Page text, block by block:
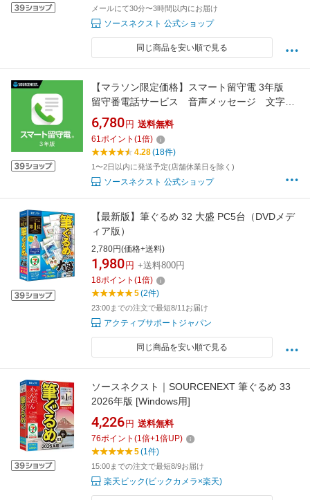
メールにて30分〜3時間以内にお届け
ソースネクスト 公式ショップ
同じ商品を安い順で見る
【マラソン限定価格】スマート留守電 3年版
留守番電話サービス 音声メッセージ 文字起
こし 自動転送
6,780 円 送料無料
61ポイント (1倍)
4.28(18件)
1〜2日以内に発送予定(店舗休業日を除く)
ソースネクスト 公式ショップ
【最新版】筆ぐるめ 32 大盛 PC5台（DVDメデ
ィア版）
2,780円(価格+送料)
1,980 円 +送料800円
18ポイント (1倍)
5(2件)
23:00までの注文で最短8/11お届け
アクティブサポートジャパン
同じ商品を安い順で見る
ソースネクスト｜SOURCENEXT 筆ぐるめ 33
2026年版 [Windows用]
4,226 円 送料無料
76ポイント (1倍+1倍UP)
5(1件)
15:00までの注文で最短8/9お届け
楽天ビック(ビックカメラ×楽天)